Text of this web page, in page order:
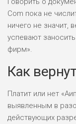
БЮДЖЕТ:
ДОХОД:
БЮДЖЕТ:
Com пока не
ничего не значит,
успевают
фирм».
Как
Платит или нет
выявленным в
действующих